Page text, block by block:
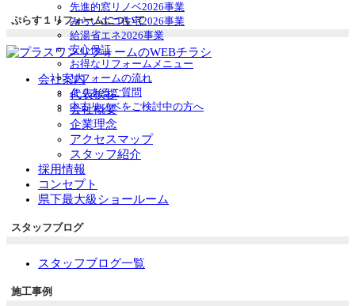
先進的窓リノベ2026事業
みらいエコ住宅2026事業
給湯省エネ2026事業
安心保証
お得なリフォームメニュー
リフォームの流れ
よくあるご質問
中古リノベをご検討中の方へ
ぷらす１リフォームについて
会社案内
代表挨拶
会社概要
企業理念
アクセスマップ
スタッフ紹介
採用情報
コンセプト
県下最大級ショールーム
スタッフブログ
スタッフブログ一覧
施工事例